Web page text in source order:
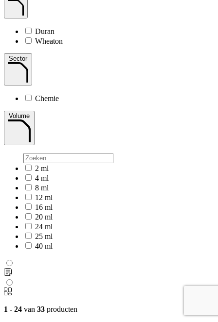
Duran
Wheaton
Sector
Chemie
Volume
2 ml
4 ml
8 ml
12 ml
16 ml
20 ml
24 ml
25 ml
40 ml
1 - 24 van 33 producten